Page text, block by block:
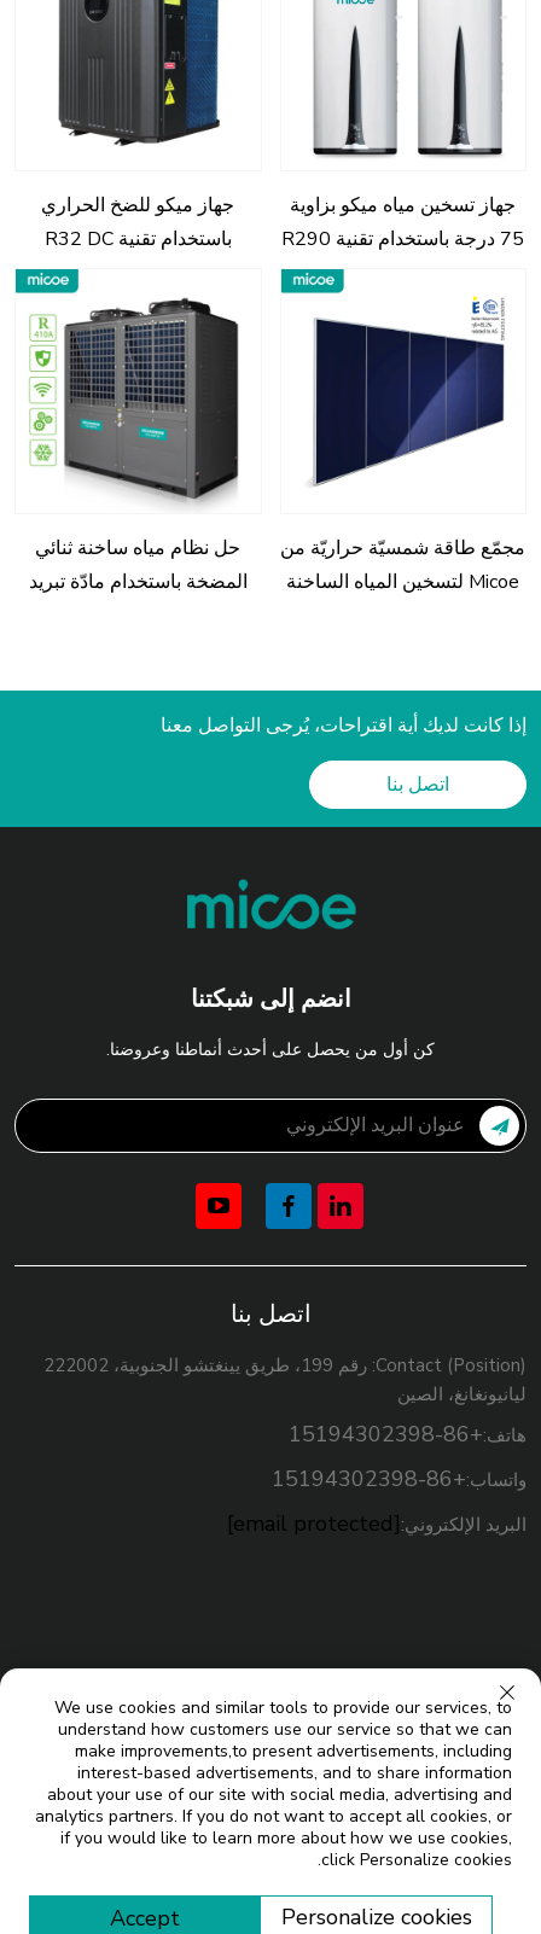
جهاز ميكو للضخ الحراري
باستخدام تقنية R32 DC
الكاملة لتسخين المياه في
البرك والتدفئة الهيدروليكية
جهاز تسخين مياه ميكو بزاوية
75 درجة باستخدام تقنية R290
المدمجة والمثبتة على الحائط
حل نظام مياه ساخنة ثنائي
المضخة باستخدام مادّة تبريد
مجمّع طاقة شمسيّة حراريّة من
Micoe لتسخين المياه الساخنة
إذا كانت لديك أية اقتراحات، يُرجى التواصل معنا
اتصل بنا
انضم إلى شبكتنا
كن أول من يحصل على أحدث أنماطنا وعروضنا.
اتصل بنا
Contact (Position): رقم 199، طريق يينغتشو الجنوبية، 222002
ليانيونغانغ، الصين
هاتف:+86-15194302398
واتساب:+86-15194302398
البريد الإلكتروني:[email protected]
حقوق النسخ © شركة جيانغسو ميكو للطاقة الشمسية المحدودة. جميع
الحقوق محفوظة |
We use cookies and similar tools to provide our services, to
understand how customers use our service so that we can
make improvements,to present advertisements, including
interest-based advertisements, and to share information
about your use of our site with social media, advertising and
analytics partners. If you do not want to accept all cookies, or
if you would like to learn more about how we use cookies,
click Personalize cookies.
Personalize cookies
Accept